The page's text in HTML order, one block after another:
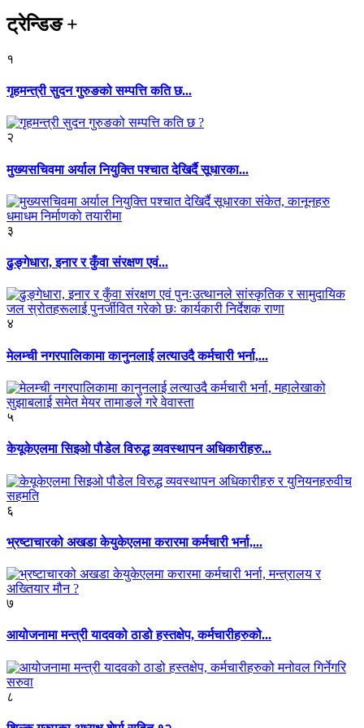
ट्रेन्डिङ+
१
गृहमन्त्री सुदन गुरुङको सम्पत्ति कति छ...
२
मुख्यसचिवमा अर्याल नियुक्ति पश्चात देखिर्दै सूधारका...
३
ढुङ्गेधारा, इनार र कुँवा संरक्षण एवं...
४
मेलम्ची नगरपालिकामा कानुनलाई लत्याउदै कर्मचारी भर्ना,...
५
केयूकेएलमा सिइओ पौडेल विरुद्ध व्यवस्थापन अधिकारीहरु...
६
भ्रष्टाचारको अखडा केयुकेएलमा करारमा कर्मचारी भर्ना,...
७
आयोजनामा मन्त्री यादवको ठाडो हस्तक्षेप, कर्मचारीहरुको...
८